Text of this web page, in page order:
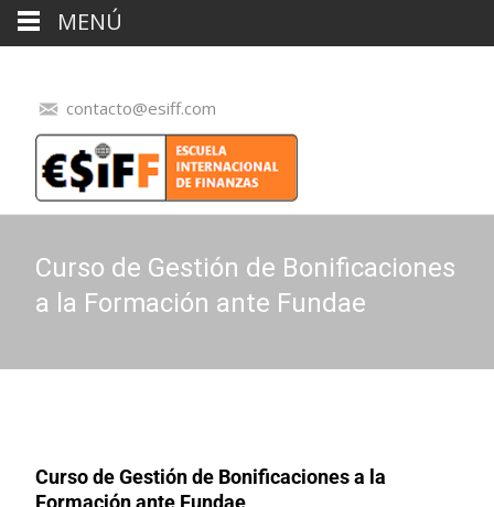
contacto@esiff.com
Curso de Gestión de Bonificaciones
a la Formación ante Fundae
Curso de Gestión de Bonificaciones a la
Formación ante Fundae
MENÚ